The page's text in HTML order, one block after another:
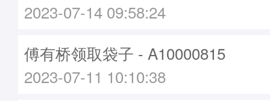
2023-07-14 09:58:24
傅有桥领取袋子 - A10000815
2023-07-11 10:10:38